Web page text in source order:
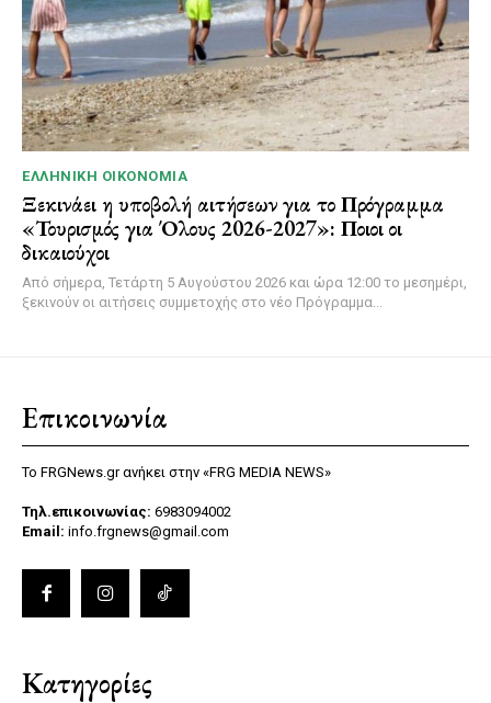
ΕΛΛΗΝΙΚΉ ΟΙΚΟΝΟΜΊΑ
Ξεκινάει η υποβολή αιτήσεων για το Πρόγραμμα
«Τουρισμός για Όλους 2026-2027»: Ποιοι οι
δικαιούχοι
Από σήμερα, Τετάρτη 5 Αυγούστου 2026 και ώρα 12:00 το μεσημέρι,
ξεκινούν οι αιτήσεις συμμετοχής στο νέο Πρόγραμμα...
Επικοινωνία
Το FRGNews.gr ανήκει στην «FRG MEDIA NEWS»
Τηλ.επικοινωνίας: 6983094002
Email: info.frgnews@gmail.com
Κατηγορίες